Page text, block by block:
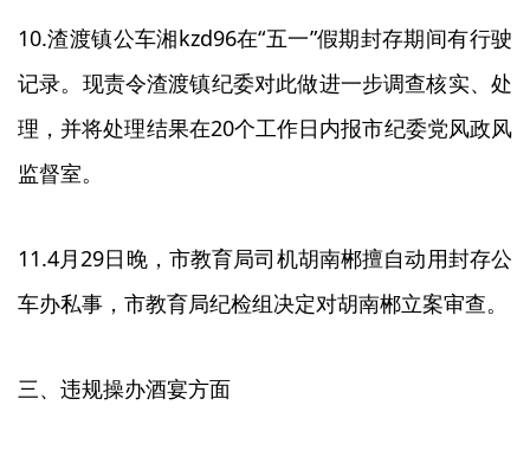
10.渣渡镇公车湘kzd96在“五一”假期封存期间有行驶
记录。现责令渣渡镇纪委对此做进一步调查核实、处
理，并将处理结果在20个工作日内报市纪委党风政风
监督室。
11.4月29日晚，市教育局司机胡南郴擅自动用封存公
车办私事，市教育局纪检组决定对胡南郴立案审查。
三、违规操办酒宴方面